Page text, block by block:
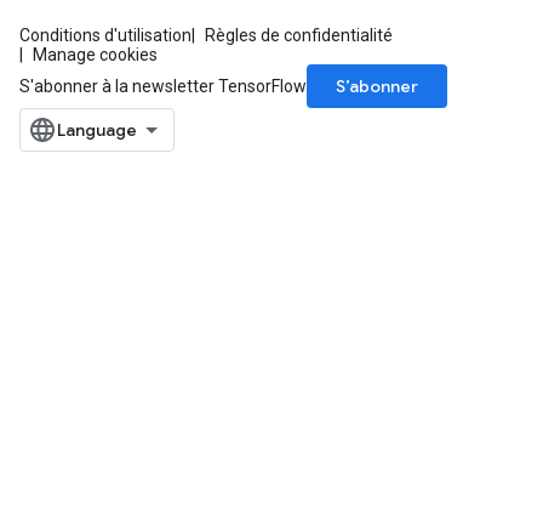
Conditions d'utilisation
Règles de confidentialité
Manage cookies
S'abonner à la newsletter TensorFlow
S’abonner